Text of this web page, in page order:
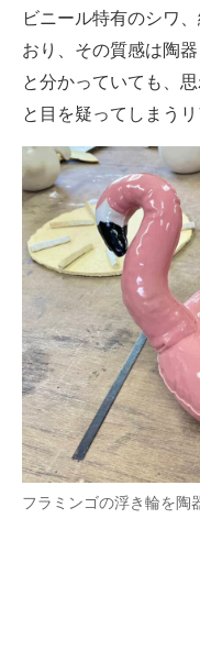
ビニール特有のシワ
おり、その質感は陶
と分かっていても、
と目を疑ってしまうリ
フラミンゴの浮き輪を陶